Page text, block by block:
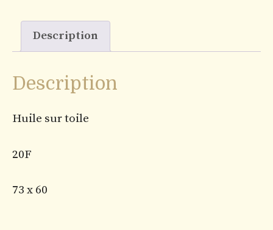
Description
Description
Huile sur toile
20F
73 x 60